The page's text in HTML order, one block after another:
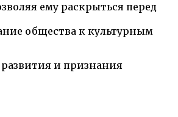
ему раскрыться перед
общества к культурным
и признания